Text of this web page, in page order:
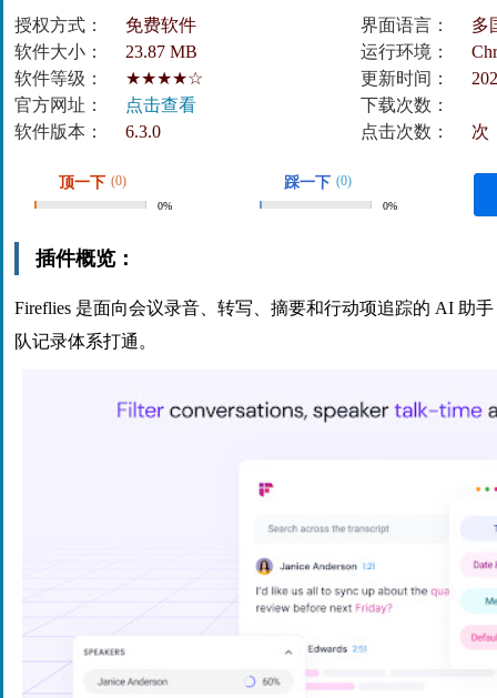
授权方式： 免费软件 界面语言：
多
软件大小：
23.87 MB 运行环境：
软件等级：
★★★★☆ 更新时间：
官方网址：
点击查看
下载次数：
软件版本：
6.3.0 点击次数： 次
顶一下 (0)
0%
踩一下 (0)
0%
插件概览：
Fireflies 是面向会议录音、转写、摘要和行动项追踪的 AI 助
队记录体系打通。